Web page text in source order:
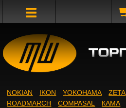
NOKIAN IKON YOKOHAMA ZETA
ROADMARCH
COMPASAL КАМА